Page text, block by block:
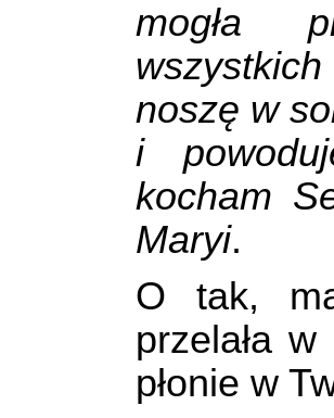
mogła
noszę w
i
kocham
Maryi.
O tak,
przelała
płonie w